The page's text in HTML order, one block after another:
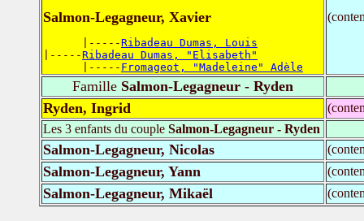
Salmon-Legagneur, Xavier
      |-----
Ribadeau Dumas, Louis
|-----Ribadeau Dumas, "Elisabeth"
      |-----
Fromageot, "Madeleine" Adèle
Famille Salmon-Legagneur - Ryden
Ryden, Ingrid
Les 3 enfants du couple Salmon-Legagneur - Ryden
Salmon-Legagneur, Nicolas
Salmon-Legagneur, Yann
Salmon-Legagneur, Mikaël